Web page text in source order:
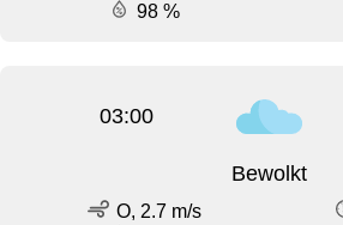
98 %
03:00
Bewolkt
O, 2.7 m/s